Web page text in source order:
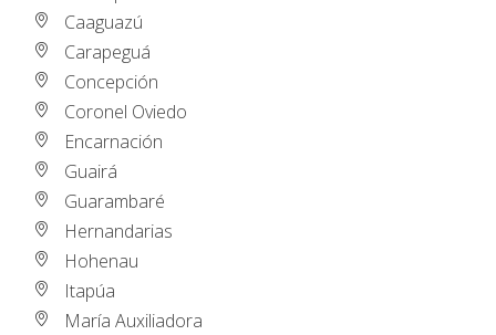
Caaguazú
Carapeguá
Concepción
Coronel Oviedo
Encarnación
Guairá
Guarambaré
Hernandarias
Hohenau
Itapúa
María Auxiliadora